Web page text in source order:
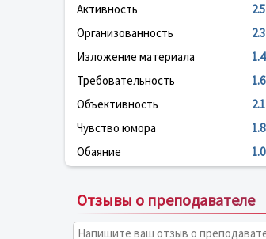
Активность
2.5
Организованность
2.3
Изложение материала
1.4
Требовательность
1.6
Объективность
2.1
Чувство юмора
1.8
Обаяние
1.0
Отзывы о преподавателе